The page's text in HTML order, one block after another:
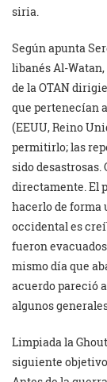
siria.
Según apunta
libanés Al-
de la OTAN
que pertenecían
(EEUU, Reino
permitirlo; las
sido
directamente. El
hacerlo de
occidental es
fueron
mismo día que
acuerdo pareció
algunos
Limpiada la
siguiente